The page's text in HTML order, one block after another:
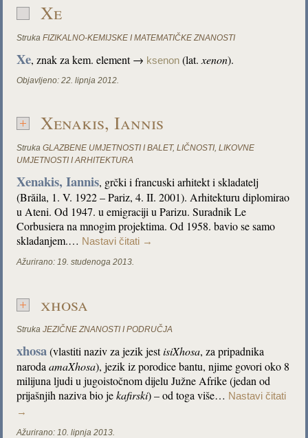
Xe
Struka FIZIKALNO-KEMIJSKE I MATEMATIČKE ZNANOSTI
Xe, znak za kem. element → ksenon (lat. xenon).
Objavljeno: 22. lipnja 2012.
Xenakis, Iannis
Struka GLAZBENE UMJETNOSTI I BALET,LIČNOSTI,LIKOVNE
UMJETNOSTI I ARHITEKTURA
Xenakis, Iannis, grčki i francuski arhitekt i skladatelj
(Brăila, 1. V. 1922 – Pariz, 4. II. 2001). Arhitekturu diplomirao
u Ateni. Od 1947. u emigraciji u Parizu. Suradnik Le
Corbusiera na mnogim projektima. Od 1958. bavio se samo
skladanjem.… Nastavi čitati →
Ažurirano: 19. studenoga 2013.
xhosa
Struka JEZIČNE ZNANOSTI I PODRUČJA
xhosa(vlastiti naziv za jezik jestisiXhosa, za pripadnika
narodaamaXhosa), jezik iz porodice bantu, njime govori oko 8
milijuna ljudi u jugoistočnom dijelu Južne Afrike (jedan od
prijašnjih naziva bio jekafirski) – od toga više… Nastavi čitati
→
Ažurirano: 10. lipnja 2013.